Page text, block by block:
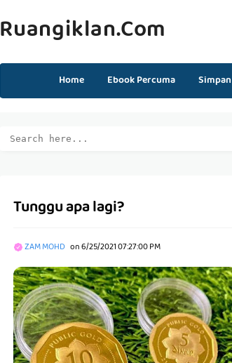
Ruangiklan.com
Home Ebook Percuma
Tunggu apa lagi?
ZAM MOHD on6/25/2021 07:27:00 PM